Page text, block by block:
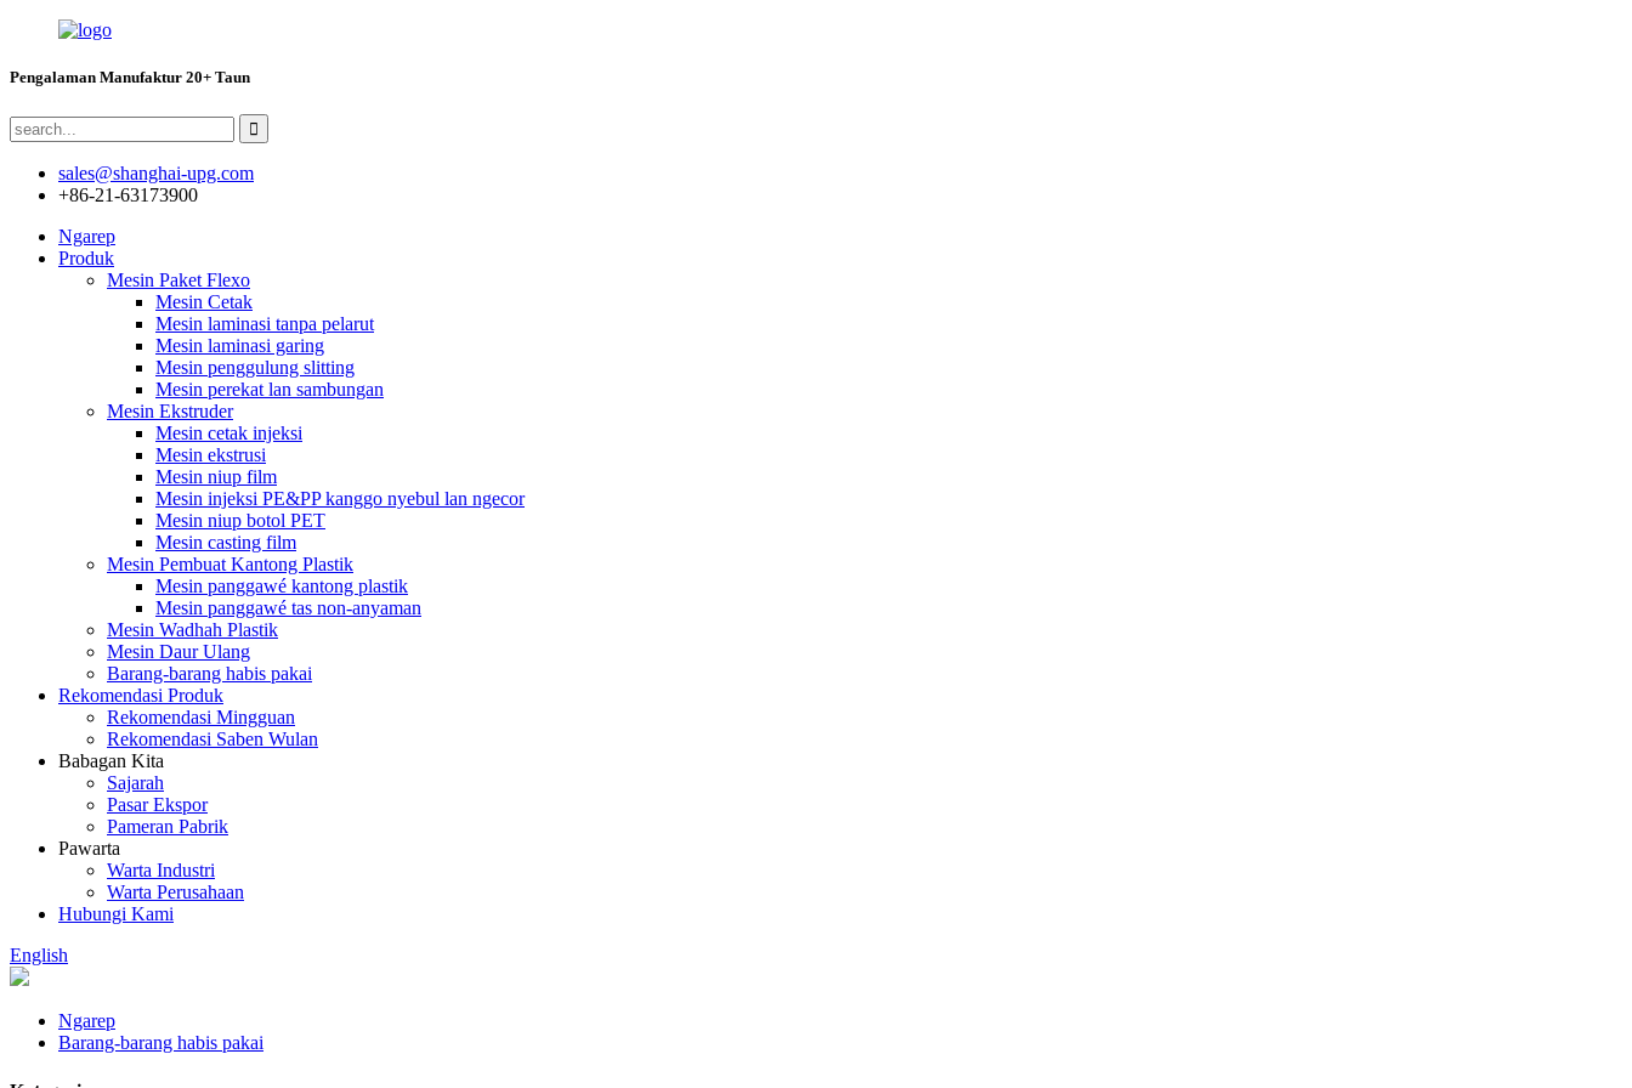
Pengalaman Manufaktur 20+ Taun
sales@shanghai-upg.com
+86-21-63173900
Ngarep
Produk
Mesin Paket Flexo
Mesin Cetak
Mesin laminasi tanpa pelarut
Mesin laminasi garing
Mesin penggulung slitting
Mesin perekat lan sambungan
Mesin Ekstruder
Mesin cetak injeksi
Mesin ekstrusi
Mesin niup film
Mesin injeksi PE&PP kanggo nyebul lan ngecor
Mesin niup botol PET
Mesin casting film
Mesin Pembuat Kantong Plastik
Mesin panggawé kantong plastik
Mesin panggawé tas non-anyaman
Mesin Wadhah Plastik
Mesin Daur Ulang
Barang-barang habis pakai
Rekomendasi Produk
Rekomendasi Mingguan
Rekomendasi Saben Wulan
Babagan Kita
Sajarah
Pasar Ekspor
Pameran Pabrik
Pawarta
Warta Industri
Warta Perusahaan
Hubungi Kami
English
Ngarep
Barang-barang habis pakai